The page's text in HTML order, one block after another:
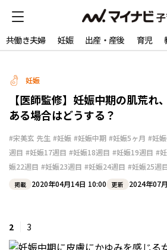
共働き夫婦 妊娠 出産・産後 育児
妊娠
【医師監修】妊娠中期の肌荒れ
ある場合はどうする？
#宋美玄 先生 #妊娠 #妊娠中期 #妊娠5ヶ月 #妊
週目 #妊娠17週目 #妊娠18週目 #妊娠19週目 #
娠22週目 #妊娠23週目 #妊娠24週目 #妊娠25週
掲載 2020年04月14日 10:00 更新 2024年07
2 3